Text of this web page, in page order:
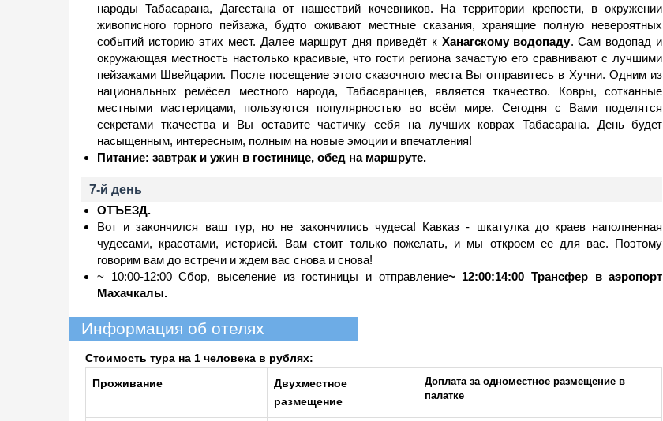
народы Табасарана, Дагестана от нашествий кочевников. На территории крепости, в окружении
живописного горного пейзажа, будто оживают местные сказания, хранящие полную невероятных
событий историю этих мест. Далее маршрут дня приведёт к Ханагскому водопаду. Сам водопад и
окружающая местность настолько красивые, что гости региона зачастую его сравнивают с лучшими
пейзажами Швейцарии. После посещение этого сказочного места Вы отправитесь в Хучни. Одним из
национальных ремёсел местного народа, Табасаранцев, является ткачество. Ковры, сотканные
местными мастерицами, пользуются популярностью во всём мире. Сегодня с Вами поделятся
секретами ткачества и Вы оставите частичку себя на лучших коврах Табасарана. День будет
насыщенным, интересным, полным на новые эмоции и впечатления!
Питание: завтрак и ужин в гостинице, обед на маршруте.
7-й день
ОТЪЕЗД.
Вот и закончился ваш тур, но не закончились чудеса! Кавказ - шкатулка до краев наполненная
чудесами, красотами, историей. Вам стоит только пожелать, и мы откроем ее для вас. Поэтому
говорим вам до встречи и ждем вас снова и снова!
~ 10:00-12:00 Сбор, выселение из гостиницы и отправление~ 12:00:14:00 Трансфер в аэропорт
Махачкалы.
Информация об отелях
Стоимость тура на 1 человека в рублях:
Проживание
Двухместное
размещение
Доплата за одноместное размещение в
палатке